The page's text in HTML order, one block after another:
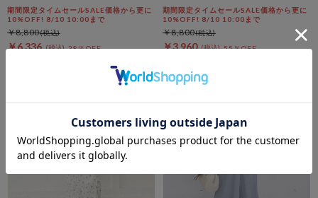
ーリングノースリワンピース
期間限定タイムセールSALE価格から更に
10%OFF! 8/10 10:00まで
￥6,336 28％OFF
￥8,800
期間限定タイムセールSALE価格から更に
10%OFF! 8/10 10:00まで
￥3,960 55％OFF
￥8,800